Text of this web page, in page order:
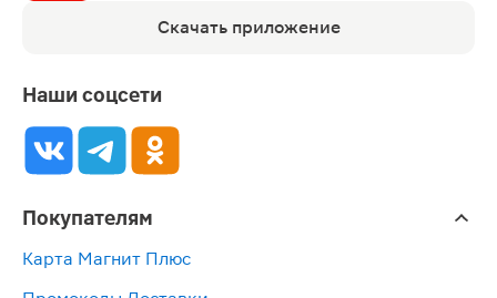
Скачать приложение
Наши соцсети
Покупателям
Карта Магнит Плюс